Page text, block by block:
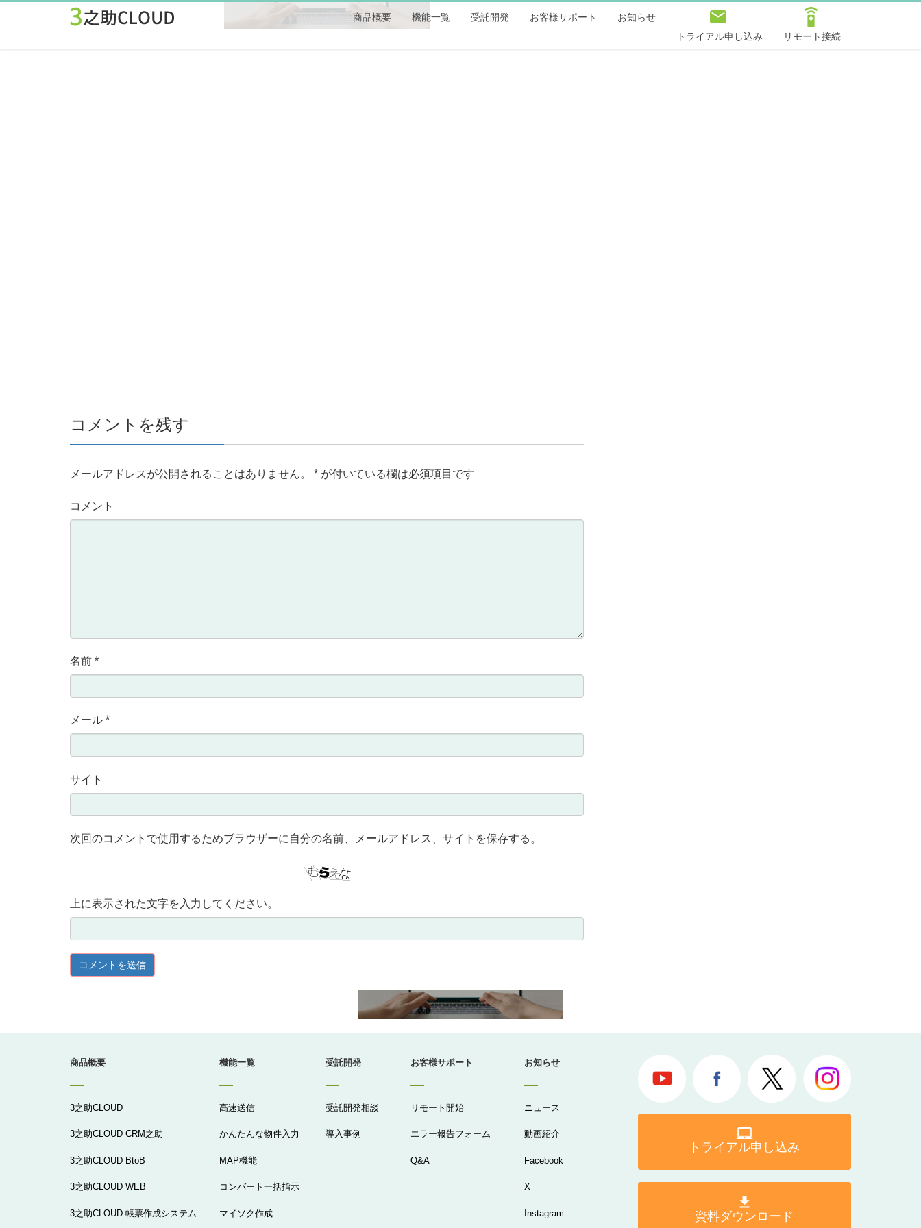
商品概要 機能一覧 受託開発 お客様サポート
お知らせ
トライアル申し込み
リモート接続
コメントを残す
メールアドレスが公開されることはありません。 * が付いている欄は必須項目です
コメント
名前 *
メール *
サイト
次回のコメントで使用するためブラウザーに自分の名前、メールアドレス、サイトを保存する。
上に表示された文字を入力してください。
商品概要
3之助CLOUD
3之助CLOUD CRM之助
3之助CLOUD BtoB
3之助CLOUD WEB
3之助CLOUD 帳票作成システム
機能一覧
高速送信
かんたんな物件入力
MAP機能
コンバート一括指示
マイソク作成
受託開発
受託開発相談
導入事例
お客様サポート
リモート開始
エラー報告フォーム
Q&A
お知らせ
ニュース
動画紹介
Facebook
X
Instagram
トライアル申し込み
資料ダウンロード